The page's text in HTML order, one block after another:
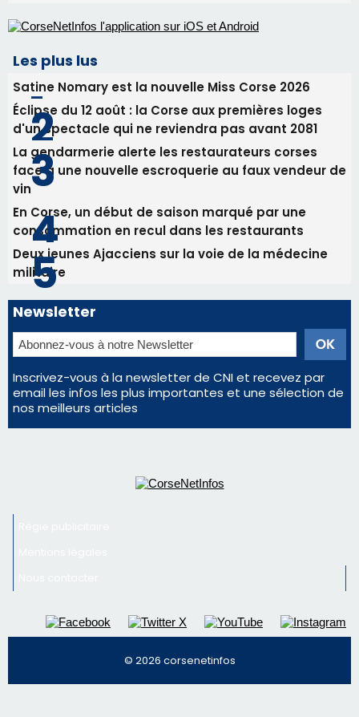
Les plus lus
Satine Nomary est la nouvelle Miss Corse 2026
Éclipse du 12 août : la Corse aux premières loges
d'un spectacle qui ne reviendra pas avant 2081
La gendarmerie alerte les restaurateurs corses
face à une nouvelle escroquerie au faux vendeur de
vin
En Corse, un début de saison marqué par une
consommation en recul dans les restaurants
Deux jeunes Ajacciens sur la voie de la médecine
militaire
Newsletter
Inscrivez-vous à la newsletter de CNI et recevez par
email les infos les plus importantes et une sélection de
nos meilleurs articles
© 2026 corsenetinfos